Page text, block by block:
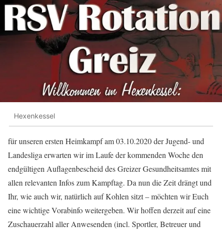
Hexenkessel
für unseren ersten Heimkampf am 03.10.2020 der Jugend- und
Landesliga erwarten wir im Laufe der kommenden Woche den
endgültigen Auflagenbescheid des Greizer Gesundheitsamtes mit
allen relevanten Infos zum Kampftag. Da nun die Zeit drängt und
Ihr, wie auch wir, natürlich auf Kohlen sitzt – möchten wir Euch
eine wichtige Vorabinfo weitergeben. Wir hoffen derzeit auf eine
Zuschauerzahl aller Anwesenden (incl. Sportler, Betreuer und